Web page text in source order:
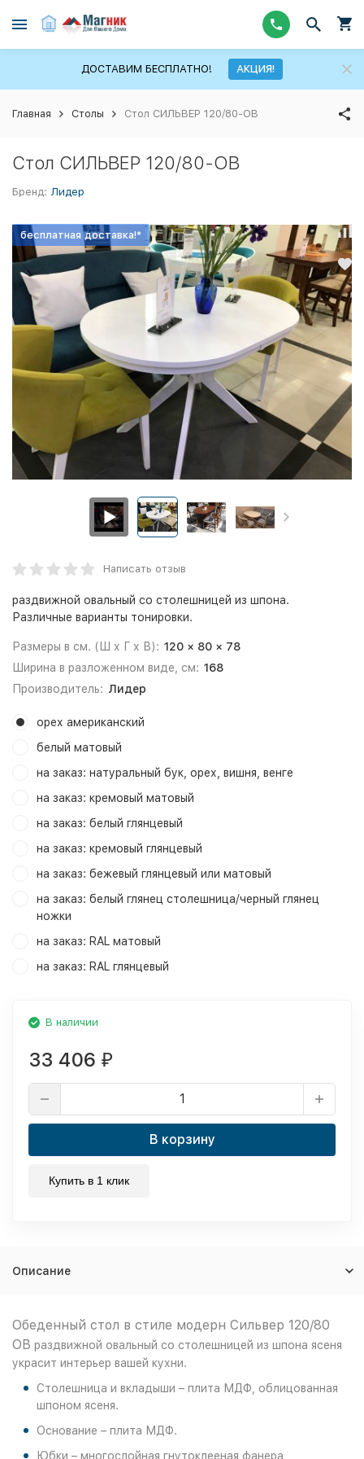
ДОСТАВИМ БЕСПЛАТНО! АКЦИЯ!
Главная Столы Стол СИЛЬВЕР 120/80-ОВ
Стол СИЛЬВЕР 120/80-ОВ
Бренд: Лидер
бесплатная доставка!*
Написать отзыв
раздвижной овальный со столешницей из шпона.
Различные варианты тонировки.
Размеры в см. (Ш х Г х В): 120 × 80 × 78
Ширина в разложенном виде, см: 168
Производитель: Лидер
орех американский
белый матовый
на заказ: натуральный бук, орех, вишня, венге
на заказ: кремовый матовый
на заказ: белый глянцевый
на заказ: кремовый глянцевый
на заказ: бежевый глянцевый или матовый
на заказ: белый глянец столешница/черный глянец
ножки
на заказ: RAL матовый
на заказ: RAL глянцевый
В наличии
33 406 ₽
В корзину
Купить в 1 клик
Описание
Обеденный стол в стиле модерн Сильвер 120/80
ОВ раздвижной овальный со столешницей из шпона ясеня
украсит интерьер вашей кухни.
Столешница и вкладыши – плита МДФ, облицованная
шпоном ясеня.
Основание – плита МДФ.
Юбки – многослойная гнутоклееная фанера,